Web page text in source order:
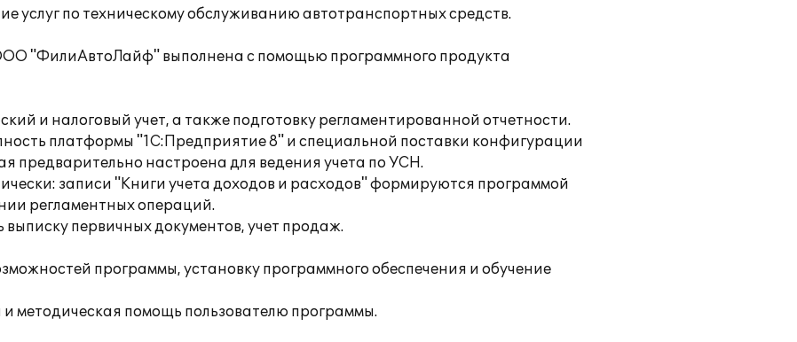
по техническому обслуживанию автотранспортных средств.
"ФилиАвтоЛайф" выполнена с помощью программного продукта
и налоговый учет, а также подготовку регламентированной отчетности.
платформы "1С:Предприятие 8" и специальной поставки конфигурации
предварительно настроена для ведения учета по УСН.
записи "Книги учета доходов и расходов" формируются программой
регламентных операций.
первичных документов, учет продаж.
программы, установку программного обеспечения и обучение
методическая помощь пользователю программы.